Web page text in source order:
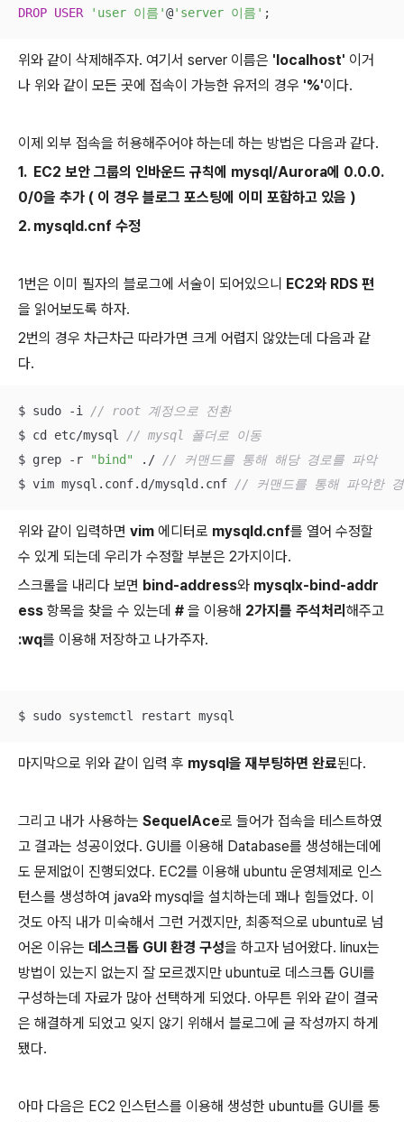
DROP USER 'user 이름'@'server 이름' ;
위와 같이 삭제해주자. 여기서 server 이름은 'localhost' 이거
나 위와 같이 모든 곳에 접속이 가능한 유저의 경우 '%'이다.
이제 외부 접속을 허용해주어야 하는데 하는 방법은 다음과 같다.
1. EC2 보안 그룹의 인바운드 규칙에 mysql/Aurora에 0.0.0.
0/0을 추가 ( 이 경우 블로그 포스팅에 이미 포함하고 있음 )
2. mysqld.cnf 수정
1번은 이미 필자의 블로그에 서술이 되어있으니 EC2와 RDS 편
을 읽어보도록 하자.
2번의 경우 차근차근 따라가면 크게 어렵지 않았는데 다음과 같
다.
$ sudo -i
// root 계정으로 전환
$ cd etc/mysql
// mysql 폴더로 이동
$ grep -r
"bind" ./
// 커맨드를 통해 해당 경로를 파악
$ vim mysql.conf.d/mysqld.cnf
// 커맨드를 통해 파악한
위와 같이 입력하면 vim 에디터로 mysqld.cnf를 열어 수정할
수 있게 되는데 우리가 수정할 부분은 2가지이다.
스크롤을 내리다 보면 bind-address와 mysqlx-bind-addr
ess 항목을 찾을 수 있는데 # 을 이용해 2가지를 주석처리 해주고
:wq를 이용해 저장하고 나가주자.
$ sudo systemctl restart mysql
마지막으로 위와 같이 입력 후 mysql을 재부팅하면 완료된다.
그리고 내가 사용하는 SequelAce로 들어가 접속을 테스트하였
고 결과는 성공이었다. GUI를 이용해 Database를 생성해는데에
도 문제없이 진행되었다. EC2를 이용해 ubuntu 운영체제로 인스
턴스를 생성하여 java와 mysql을 설치하는데 꽤나 힘들었다. 이
것도 아직 내가 미숙해서 그런 거겠지만, 최종적으로 ubuntu로 넘
어온 이유는 데스크톱 GUI 환경 구성을 하고자 넘어왔다. linux는
방법이 있는지 없는지 잘 모르겠지만 ubuntu로 데스크톱 GUI를
구성하는데 자료가 많아 선택하게 되었다. 아무튼 위와 같이 결국
은 해결하게 되었고 잊지 않기 위해서 블로그에 글 작성까지 하게
됐다.
아마 다음은 EC2 인스턴스를 이용해 생성한 ubuntu를 GUI를 통